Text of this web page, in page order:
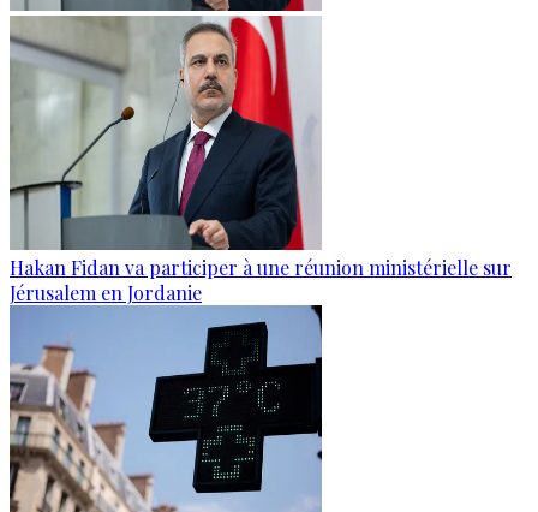
Hakan Fidan va participer à une réunion ministérielle sur
Jérusalem en Jordanie